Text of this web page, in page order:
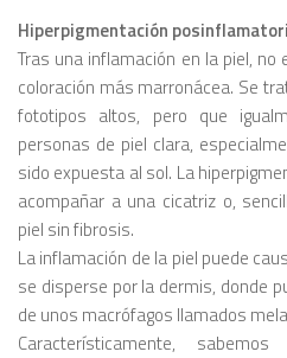
Hiperpigmentación
Tras una inflamación en la piel,
coloración más marronácea. Se
fototipos altos, pero que
personas de piel clara,
sido expuesta al sol. La
acompañar a una cicatriz o,
piel sin fibrosis.
La inflamación de la piel puede
se disperse por la dermis, donde
de unos macrófagos llamados
Característicamente,